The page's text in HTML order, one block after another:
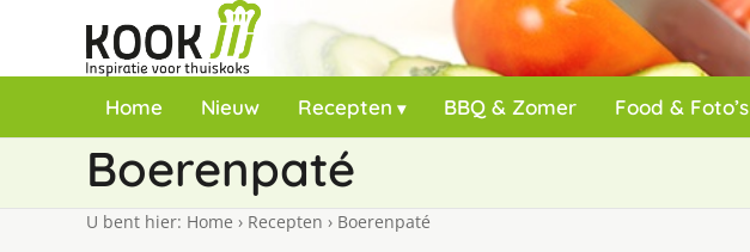
Home Nieuw Recepten BBQ & Zomer Food & Foto’s
Boerenpaté
U bent hier: Home › Recepten › Boerenpaté